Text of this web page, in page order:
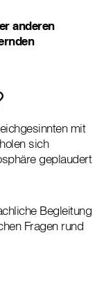
anderen
mit
sich
geplaudert
Begleitung
Fragen rund